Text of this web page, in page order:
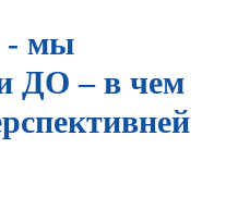
- мы
ДО – в чем